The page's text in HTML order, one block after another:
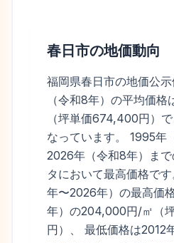
春日市の地価動向
福岡県春日市の地価公
（令和8年）の平均価
（坪単価674,400円）
なっています。 1995年
2026年（令和8年）ま
タにおいて最高価格で
年〜2026年）の最高価
年）の204,000円/㎡（
円）、 最低価格は2012